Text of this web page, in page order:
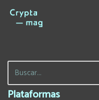
Plataformas